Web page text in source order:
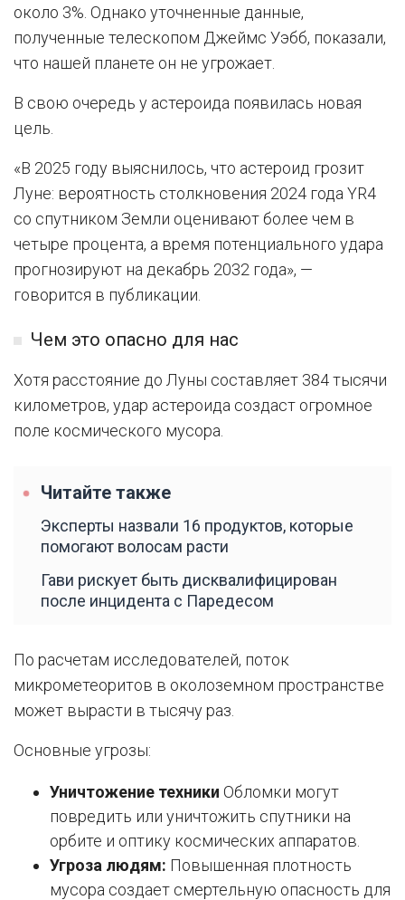
около 3%. Однако уточненные данные,
полученные телескопом Джеймс Уэбб, показали,
что нашей планете он не угрожает.
В свою очередь у астероида появилась новая
цель.
«В 2025 году выяснилось, что астероид грозит
Луне: вероятность столкновения 2024 года YR4
со спутником Земли оценивают более чем в
четыре процента, а время потенциального удара
прогнозируют на декабрь 2032 года», —
говорится в публикации.
Чем это опасно для нас
Хотя расстояние до Луны составляет 384 тысячи
километров, удар астероида создаст огромное
поле космического мусора.
Читайте также
Эксперты назвали 16 продуктов, которые
помогают волосам расти
Гави рискует быть дисквалифицирован
после инцидента с Паредесом
По расчетам исследователей, поток
микрометеоритов в околоземном пространстве
может вырасти в тысячу раз.
Основные угрозы:
Уничтожение техники Обломки могут
повредить или уничтожить спутники на
орбите и оптику космических аппаратов.
Угроза людям: Повышенная плотность
мусора создает смертельную опасность для